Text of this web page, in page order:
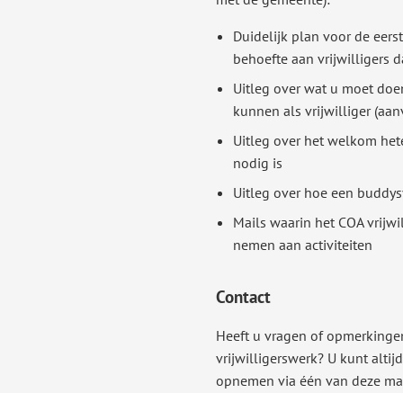
Duidelijk plan voor de
behoefte aan vrijwilligers
Uitleg over wat u moet
kunnen als vrijwilliger
Uitleg over het welkom
nodig is
Uitleg over hoe een
Mails waarin het COA
nemen aan activiteiten
Contact
Heeft u vragen of
vrijwilligerswerk? U kunt
opnemen via één van deze